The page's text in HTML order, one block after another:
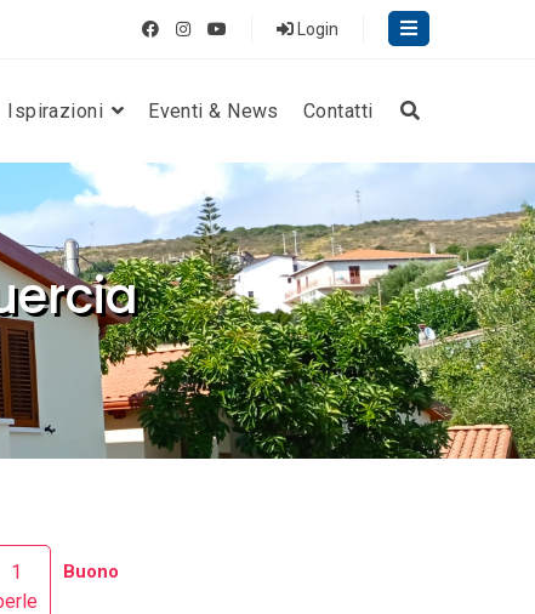
Login
Ispirazioni Eventi & News Contatti
1
Buono